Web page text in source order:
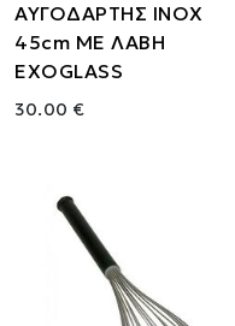
ΑΥΓΟΔΑΡΤΗΣ ΙΝΟΧ
45cm ΜΕ ΛΑΒΗ
EXOGLASS
30.00 €